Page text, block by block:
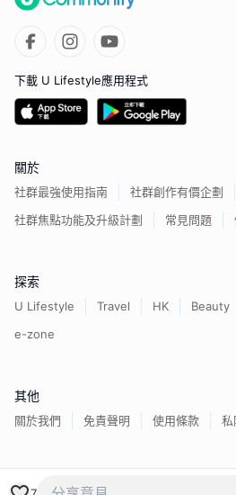
下載 U Lifestyle應用程式
關於
社群最強使用指南
社群創作有價企劃
社群焦點功能及升級計劃
常見問題
探索
U Lifestyle Travel HK Beauty
e-zone
其他
關於我們 免責聲明 使用條款 私
香港經濟日報版權所有©